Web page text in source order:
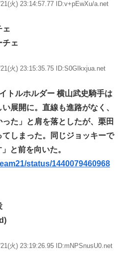
21(火) 23:14:57.77 ID:v+pEwXu/a.net
ェ
チェ
21(火) 23:15:35.75 ID:S0GIkxjua.net
トルホルダー 横山武史騎手は
展開に。直線も進路がなく、
た」と肩を落としたが、栗田
しまった。同じジョッキーで
と前を向いた。
status/1440079460968
21(火) 23:19:26.95 ID:mNPSnusU0.net